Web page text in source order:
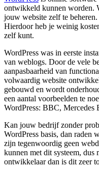
ontwikkeld kunnen worden.
jouw website zelf te
Hierdoor heb je weinig
zelf kunt.
WordPress was in eerste
van weblogs. Door de vele
aanpasbaarheid van
volwaardig website
gebouwd en wordt
een aantal voorbeelden te
WordPress: BBC, Mercedes
Kan jouw bedrijf zonder
WordPress basis, dan raden
zijn tegenwoordig geen
kunnen met dit systeem,
ontwikkelaar dan is dit zeer